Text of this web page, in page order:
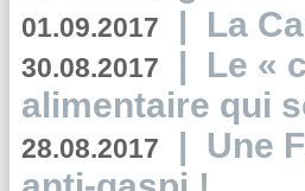
01.09.2017 | La
30.08.2017 | Le «
alimentaire qui
28.08.2017 | Une